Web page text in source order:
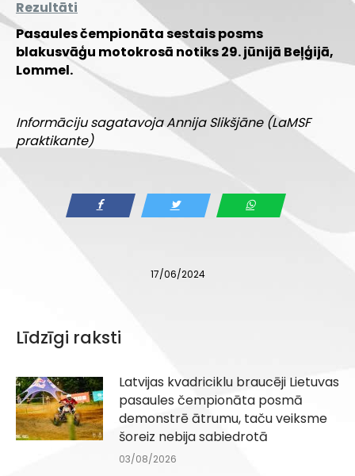
Rezultāti
Pasaules čempionāta sestais posms
blakusvāģu motokrosā notiks 29. jūnijā Beļģijā,
Lommel.
Informāciju sagatavoja Annija Slikšjāne (LaMSF
praktikante)
17/06/2024
Līdzīgi raksti
Latvijas kvadriciklu braucēji Lietuvas
pasaules čempionāta posmā
demonstrē ātrumu, taču veiksme
šoreiz nebija sabiedrotā
03/08/2026